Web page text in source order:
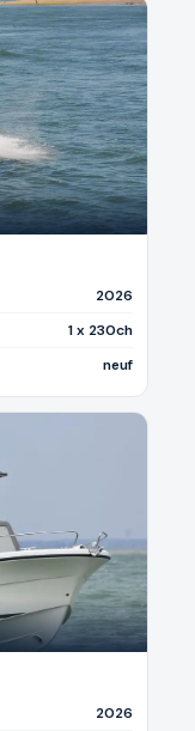
2026
1 x 230ch
neuf
2026